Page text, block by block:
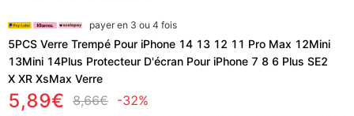
payer en 3 ou 4 fois
5PCS Verre Trempé Pour iPhone 14 13 12 11 Pro Max 12Mini
13Mini 14Plus Protecteur D'écran Pour iPhone 7 8 6 Plus SE2
X XR XsMax Verre
5,89€ 8,66€ -32%